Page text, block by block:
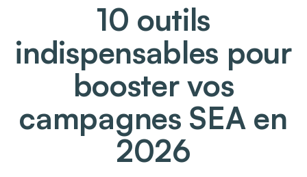
10 outils
indispensables pour
booster vos
campagnes SEA en
2026